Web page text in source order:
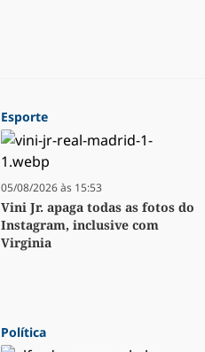
Esporte
05/08/2026 às 15:53
Vini Jr. apaga todas as fotos do
Instagram, inclusive com
Virginia
Política